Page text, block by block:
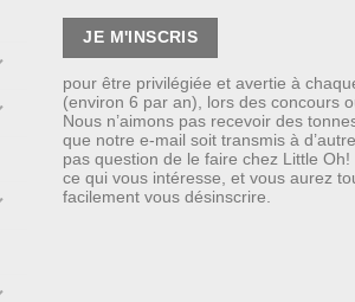
pour être privilégiée et avertie à
(environ 6 par an), lors des concours
Nous n’aimons pas recevoir des
que notre e-mail soit transmis à
pas question de le faire chez Little
ce qui vous intéresse, et vous aurez
facilement vous désinscrire.